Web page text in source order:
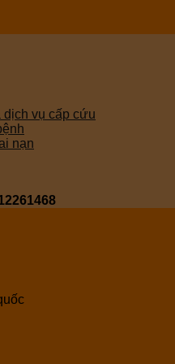
dịch vụ cấp cứu
nạn